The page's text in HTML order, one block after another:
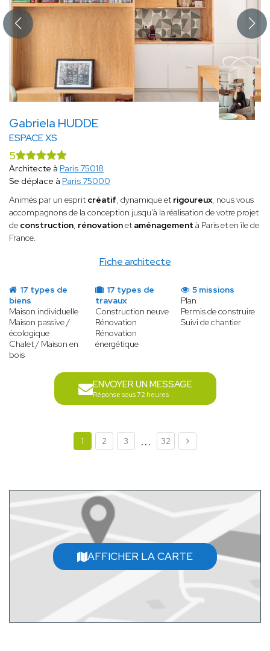
Gabriela HUDDE
ESPACE XS
Fiche architecte
5
Architecte à Paris 75018
Se déplace à Paris 75000
Animés par un esprit créatif, dynamique et rigoureux, nous vous
accompagnons de la conception jusqu'à la réalisation de votre projet
de construction, rénovationet aménagement à Paris et en île de
France.
17 types de
biens
Maison individuelle
Maison passive /
écologique
Chalet / Maison en
bois
17 types de
travaux
Construction neuve
Rénovation
Rénovation
énergétique
5 missions
Plan
Permis de construire
Suivi de chantier
ENVOYER UN MESSAGE
Réponse sous 72 heures
1 2 3 ... 32
AFFICHER LA CARTE